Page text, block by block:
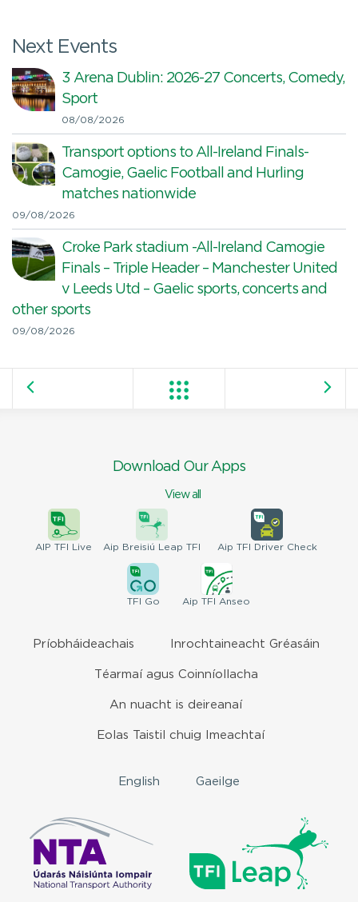
Next Events
3 Arena Dublin: 2026-27 Concerts, Comedy,
Sport
08/08/2026
Transport options to All-Ireland Finals-
Camogie, Gaelic Football and Hurling
matches nationwide
09/08/2026
Croke Park stadium -All-Ireland Camogie
Finals – Triple Header – Manchester United
v Leeds Utd – Gaelic sports, concerts and
other sports
09/08/2026
Download Our Apps
View all
AIP TFI Live Aip Breisiú Leap TFI Aip TFI Driver Check
TFI Go Aip TFI Anseo
Príobháideachais Inrochtaineacht Gréasáin
Téarmaí agus Coinníollacha
An nuacht is deireanaí
Eolas Taistil chuig Imeachtaí
English Gaeilge